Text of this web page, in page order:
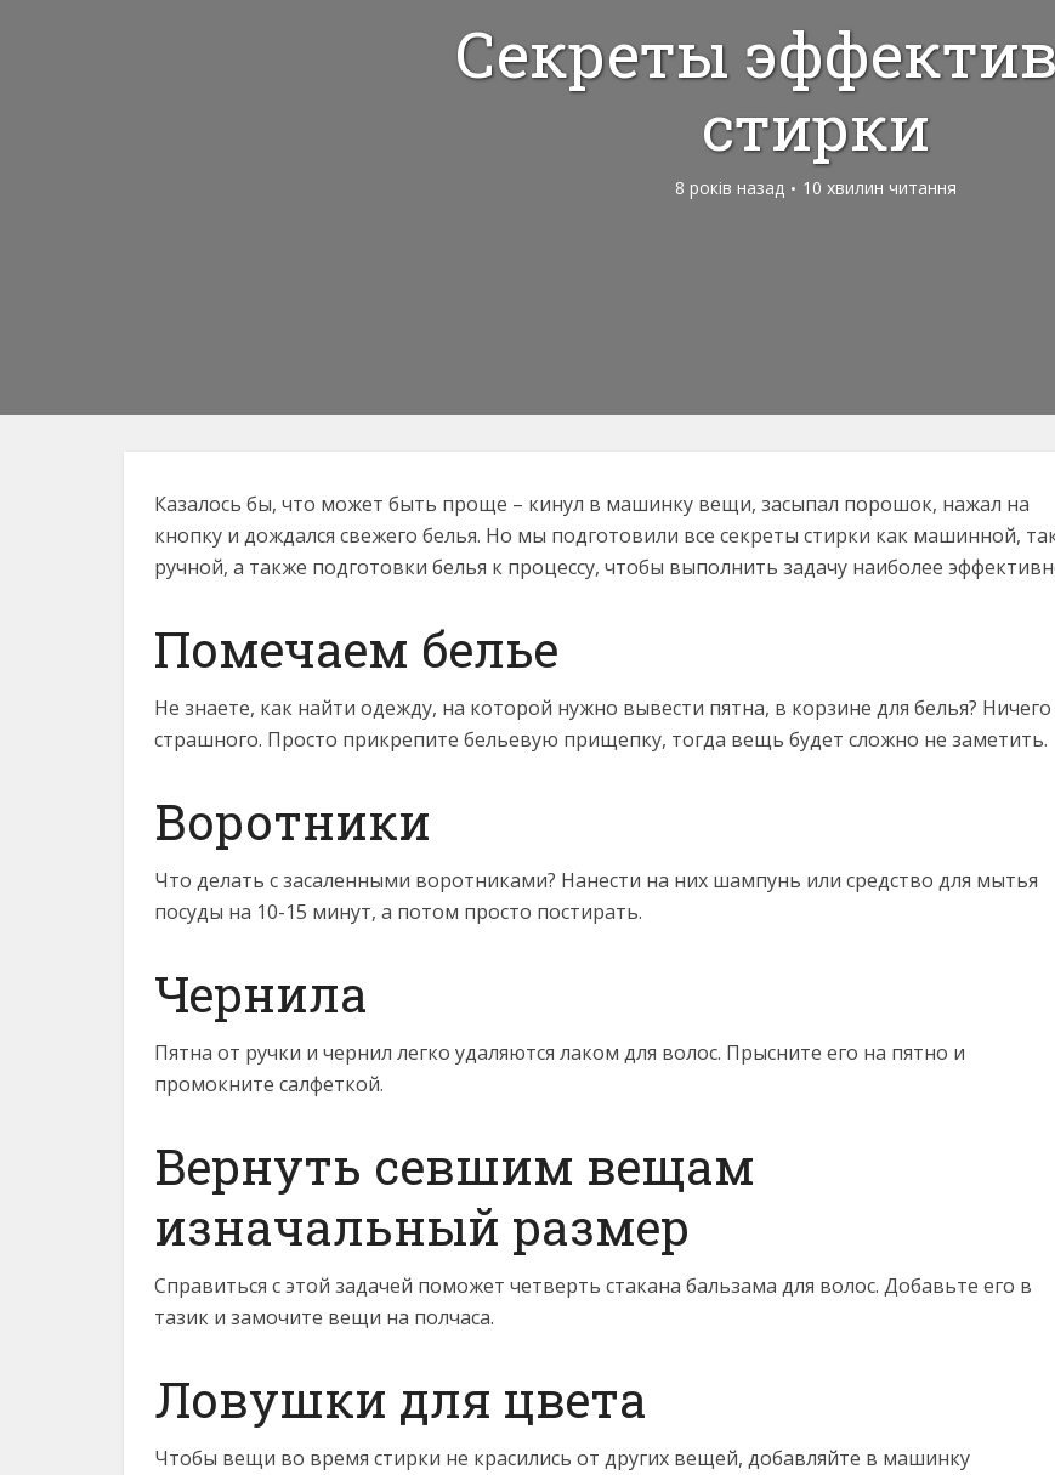
Секреты
стирки
8 років назад 10 хвилин читання
Казалось бы, что может быть проще – кинул в машинку вещи, засыпал порошок, нажал на
кнопку и дождался свежего белья. Но мы подготовили все секреты стирки как машинной,
ручной, а также подготовки белья к процессу, чтобы выполнить задачу наиболее
Помечаем белье
Не знаете, как найти одежду, на которой нужно вывести пятна, в корзине для белья? Ничего
страшного. Просто прикрепите бельевую прищепку, тогда вещь будет сложно не заметить.
Воротники
Что делать с засаленными воротниками? Нанести на них шампунь или средство для мытья
посуды на 10-15 минут, а потом просто постирать.
Чернила
Пятна от ручки и чернил легко удаляются лаком для волос. Прысните его на пятно и
промокните салфеткой.
Вернуть севшим вещам
изначальный размер
Справиться с этой задачей поможет четверть стакана бальзама для волос. Добавьте его в
тазик и замочите вещи на полчаса.
Ловушки для цвета
Чтобы вещи во время стирки не красились от других вещей, добавляйте в машинку